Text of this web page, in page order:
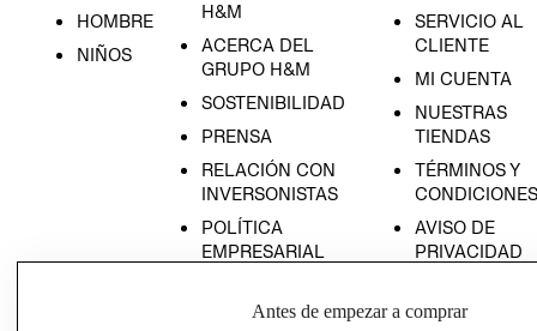
HOMBRE
NIÑOS
H&M
ACERCA DEL
GRUPO H&M
SOSTENIBILIDAD
PRENSA
RELACIÓN CON
INVERSONISTAS
POLÍTICA
EMPRESARIAL
SERVICIO AL
CLIENTE
MI CUENTA
NUESTRAS
TIENDAS
TÉRMINOS Y
CONDICIONES
AVISO DE
PRIVACIDAD
AVISO DE
Antes de empezar a comprar